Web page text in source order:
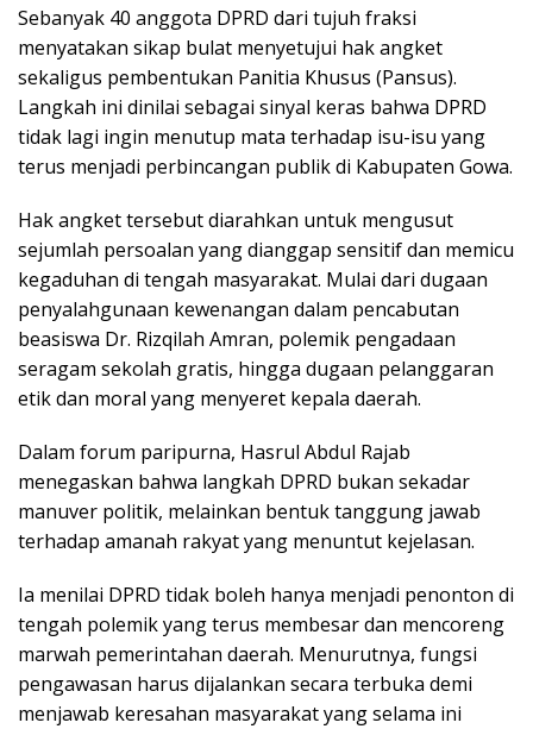
Sebanyak 40 anggota DPRD dari tujuh fraksi
menyatakan sikap bulat menyetujui hak angket
sekaligus pembentukan Panitia Khusus (Pansus).
Langkah ini dinilai sebagai sinyal keras bahwa DPRD
tidak lagi ingin menutup mata terhadap isu-isu yang
terus menjadi perbincangan publik di Kabupaten Gowa.
Hak angket tersebut diarahkan untuk mengusut
sejumlah persoalan yang dianggap sensitif dan memicu
kegaduhan di tengah masyarakat. Mulai dari dugaan
penyalahgunaan kewenangan dalam pencabutan
beasiswa Dr. Rizqilah Amran, polemik pengadaan
seragam sekolah gratis, hingga dugaan pelanggaran
etik dan moral yang menyeret kepala daerah.
Dalam forum paripurna, Hasrul Abdul Rajab
menegaskan bahwa langkah DPRD bukan sekadar
manuver politik, melainkan bentuk tanggung jawab
terhadap amanah rakyat yang menuntut kejelasan.
Ia menilai DPRD tidak boleh hanya menjadi penonton di
tengah polemik yang terus membesar dan mencoreng
marwah pemerintahan daerah. Menurutnya, fungsi
pengawasan harus dijalankan secara terbuka demi
menjawab keresahan masyarakat yang selama ini